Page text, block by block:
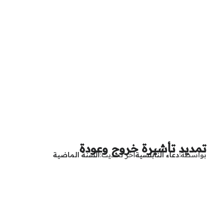
تمديد تأشيرة خروج وعودة
بواسطةدعاء النابلسيةآخر تحديثالسنة الماضية